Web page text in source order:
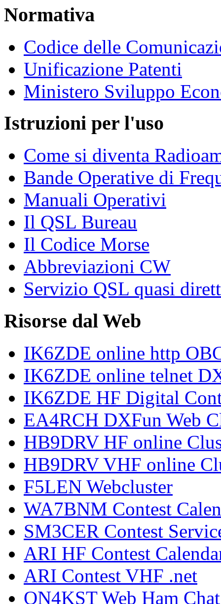
Normativa
Codice delle
Unificazione Patenti
Ministero Sviluppo
Istruzioni per l'uso
Come si diventa
Bande Operative di
Manuali Operativi
Il QSL Bureau
Il Codice Morse
Abbreviazioni CW
Servizio QSL quasi
Risorse dal Web
IK6ZDE online http
IK6ZDE online telnet
IK6ZDE HF Digital
EA4RCH DXFun Web
HB9DRV HF online
HB9DRV VHF online
F5LEN Webcluster
WA7BNM Contest
SM3CER Contest
ARI HF Contest
ARI Contest VHF .net
ON4KST Web Ham Chat